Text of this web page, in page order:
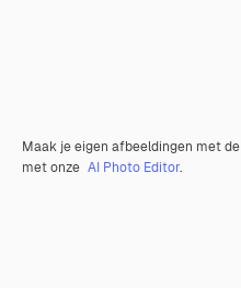
Maak je eigen afbeeldingen met de
met onze AI Photo Editor.